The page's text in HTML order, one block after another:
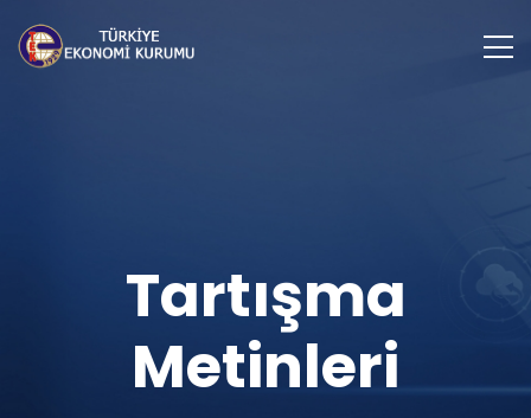
Tartışma
Metinleri